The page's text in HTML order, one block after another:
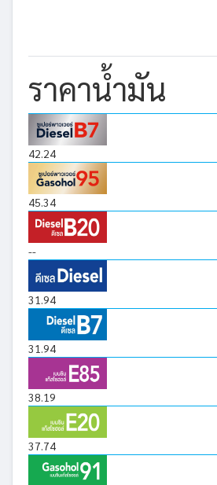
ราคาน้ำมัน
42.24
45.34
--
31.94
31.94
38.19
37.74